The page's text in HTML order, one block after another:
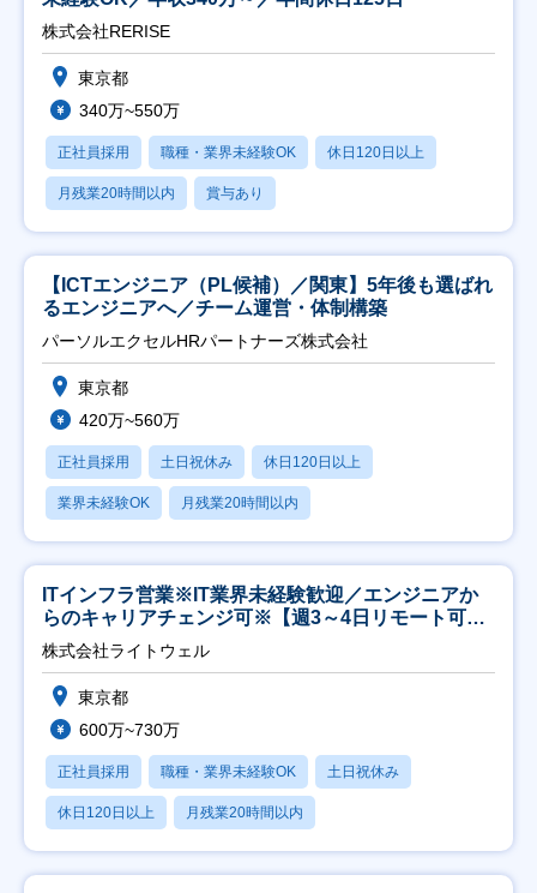
株式会社RERISE
東京都
340万~550万
正社員採用 職種・業界未経験OK 休日120日以上
月残業20時間以内 賞与あり
【ICTエンジニア（PL候補）／関東】5年後も選ばれ
るエンジニアへ／チーム運営・体制構築
パーソルエクセルHRパートナーズ株式会社
東京都
420万~560万
正社員採用 土日祝休み 休日120日以上
業界未経験OK 月残業20時間以内
ITインフラ営業※IT業界未経験歓迎／エンジニアか
らのキャリアチェンジ可※【週3～4日リモート可
能】
株式会社ライトウェル
東京都
600万~730万
正社員採用 職種・業界未経験OK 土日祝休み
休日120日以上 月残業20時間以内